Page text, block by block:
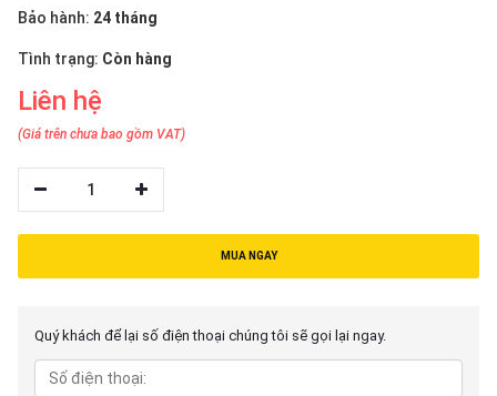
Bảo hành: 24 tháng
Tình trạng: Còn hàng
Liên hệ
(Giá trên chưa bao gồm VAT)
1
MUA NGAY
Quý khách để lại số điện thoại chúng tôi sẽ gọi lại ngay.